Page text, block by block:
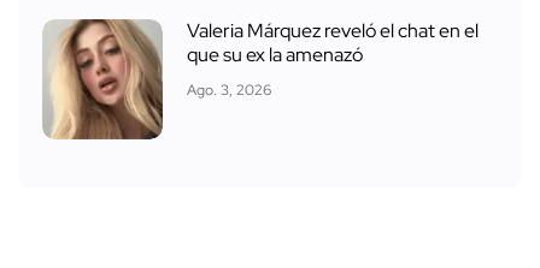
Valeria Márquez reveló el chat en el
que su ex la amenazó
Ago. 3, 2026